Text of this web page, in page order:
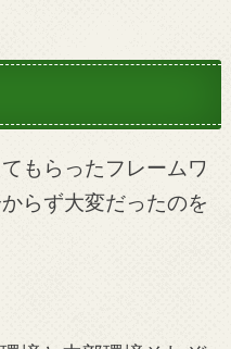
もらったフレームワ
らず大変だったのを